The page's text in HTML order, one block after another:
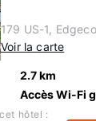
179 US-1,
Voir la carte
2.7 km
Accès Wi-Fi
hôtel :